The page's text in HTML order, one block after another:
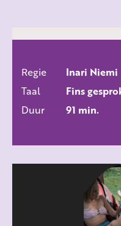
Regie
Inari Niemi
Taal
Fins
Duur
91 min.